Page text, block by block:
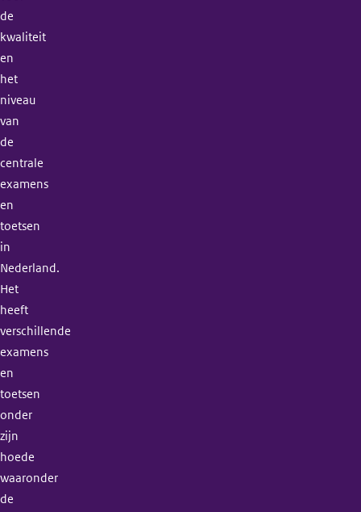
de
kwaliteit
en
het
niveau
van
de
centrale
examens
en
toetsen
in
Nederland.
Het
heeft
verschillende
examens
en
toetsen
onder
zijn
hoede
waaronder
de